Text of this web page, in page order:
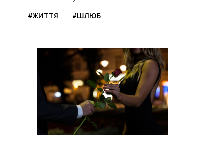
#ЖИТТЯ #ШЛЮБ